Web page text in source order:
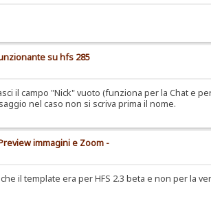
su hfs 285
il campo "Nick" vuoto (funziona per la Chat e
nel caso non si scriva prima il nome.
immagini e Zoom -
il template era per HFS 2.3 beta e non per la